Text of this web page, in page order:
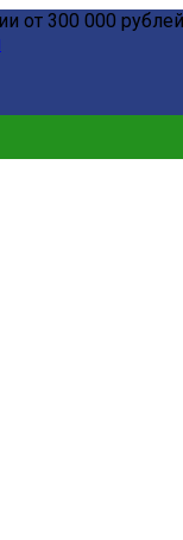
от 300 000